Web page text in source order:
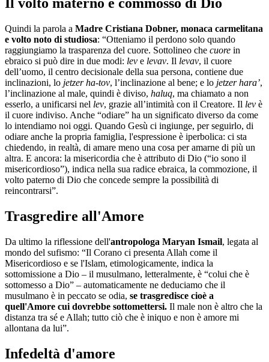
Quindi la parola a Madre Cristiana Dobner, monaca carmelitana
e volto noto di studiosa: “Otteniamo il perdono solo quando
raggiungiamo la trasparenza del cuore. Sottolineo che cuore in
ebraico si può dire in due modi: lev e levav. Il levav, il cuore
dell’uomo, il centro decisionale della sua persona, contiene due
inclinazioni, lo jetzer ha-tov, l’inclinazione al bene; e lo jetzer hara’,
l’inclinazione al male, quindi è diviso, haluq, ma chiamato a non
esserlo, a unificarsi nel lev, grazie all’intimità con il Creatore. Il lev è
il cuore indiviso. Anche “odiare” ha un significato diverso da come
lo intendiamo noi oggi. Quando Gesù ci ingiunge, per seguirlo, di
odiare anche la propria famiglia, l'espressione è iperbolica: ci sta
chiedendo, in realtà, di amare meno una cosa per amarne di più un
altra. E ancora: la misericordia che è attributo di Dio (“io sono il
misericordioso”), indica nella sua radice ebraica, la commozione, il
volto paterno di Dio che concede sempre la possibilità di
reincontrarsi”.
Trasgredire all'Amore
Da ultimo la riflessione dell'antropologa Maryan Ismail, legata al
mondo del sufismo: “Il Corano ci presenta Allah come il
Misericordioso e se l'Islam, etimologicamente, indica la
sottomissione a Dio – il musulmano, letteralmente, è “colui che è
sottomesso a Dio” – automaticamente ne deduciamo che il
musulmano è in peccato se odia, se trasgredisce cioè a
quell'Amore cui dovrebbe sottomettersi. Il male non è altro che la
distanza tra sé e Allah; tutto ciò che è iniquo e non è amore mi
allontana da lui”.
Infedeltà d'amore